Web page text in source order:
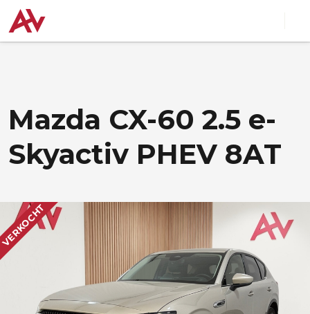
Mazda CX-60 2.5 e-
Skyactiv PHEV 8AT
VERKOCHT